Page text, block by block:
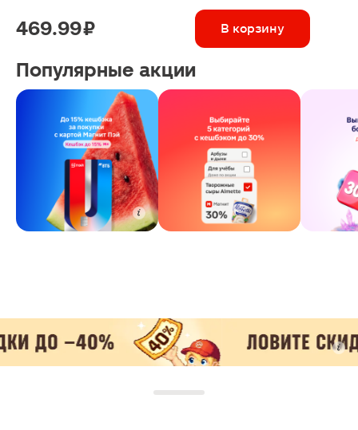
469.99 ₽ В корзину
Популярные акции